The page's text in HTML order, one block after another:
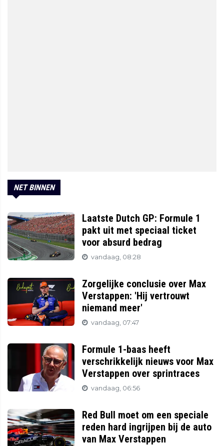
NET BINNEN
Laatste Dutch GP: Formule 1
pakt uit met speciaal ticket
voor absurd bedrag
vandaag, 08:28
Zorgelijke conclusie over Max
Verstappen: 'Hij vertrouwt
niemand meer'
vandaag, 07:47
Formule 1-baas heeft
verschrikkelijk nieuws voor Max
Verstappen over sprintraces
vandaag, 06:56
Red Bull moet om een speciale
reden hard ingrijpen bij de auto
van Max Verstappen